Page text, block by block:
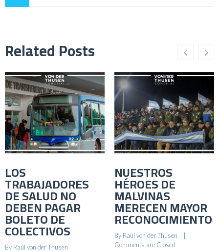
Related Posts
LOS
TRABAJADORES
DE SALUD NO
DEBEN PAGAR
BOLETO DE
COLECTIVOS
By Raúl von der Thusen
NUESTROS
HÉROES DE
MALVINAS
MERECEN MAYOR
RECONOCIMIENTO
By Raúl von der Thusen
Comments are Closed